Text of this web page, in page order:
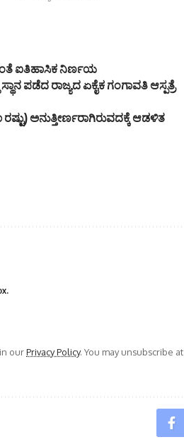
ಐತಿಹಾಸಿಕ ನಿರ್ಣಯ
ಪಡೆದ ರಾಜ್ಯದ ಏಕೈಕ ಗಂಗಾವತಿ ಆಸ್ಪತ್ರೆ
ಅನುತ್ತೀರ್ಣರಾಗಿರುವದಕ್ಕೆ ಆಡಳಿತ
ourPrivacy Policy. You may unsubscribe at